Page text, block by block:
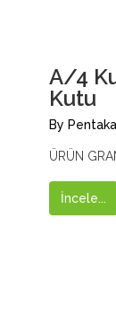
A/4
Kutu
By
ÜRÜN
İncele...